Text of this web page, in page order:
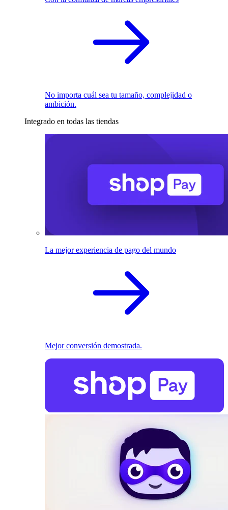
No importa cuál sea tu tamaño, complejidad o
ambición.
Integrado en todas las tiendas
La mejor experiencia de pago del mundo
Mejor conversión demostrada.